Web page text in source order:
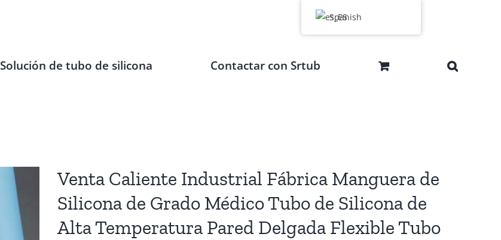
Solución de tubo de silicona Contactar con Srtub
Venta Caliente Industrial Fábrica Manguera de
Silicona de Grado Médico Tubo de Silicona de
Alta Temperatura Pared Delgada Flexible Tubo
Spanish